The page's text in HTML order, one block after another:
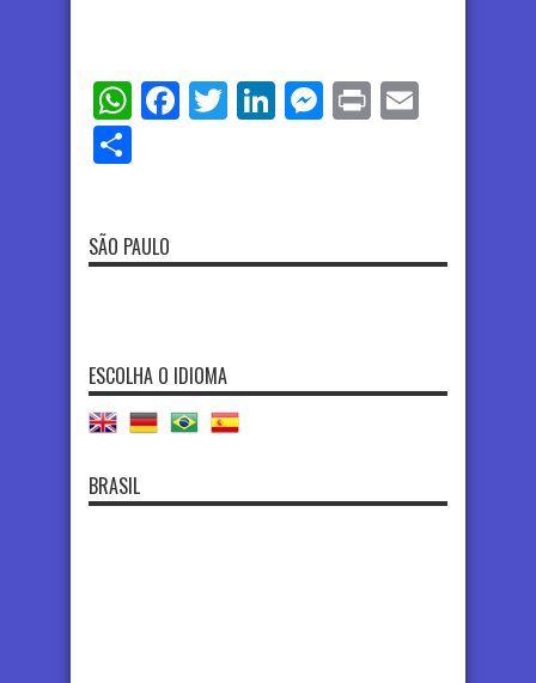
WhatsApp
Facebook
TwitterLinkedIn
Messenger
Print
SÃO PAULO
ESCOLHA O IDIOMA
BRASIL